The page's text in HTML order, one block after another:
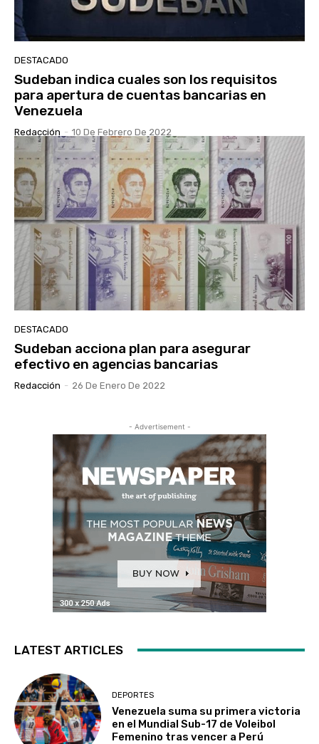
DESTACADO
Sudeban indica cuales son los requisitos
para apertura de cuentas bancarias en
Venezuela
Redacción - 10 De Febrero De 2022
DESTACADO
Sudeban acciona plan para asegurar
efectivo en agencias bancarias
Redacción - 26 De Enero De 2022
- Advertisement -
LATEST ARTICLES
DEPORTES
Venezuela suma su primera victoria
en el Mundial Sub-17 de Voleibol
Femenino tras vencer a Perú